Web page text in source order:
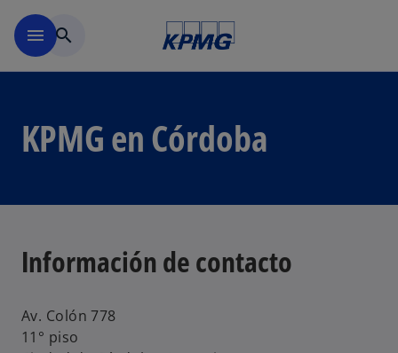
menu search
KPMG en Córdoba
Información de contacto
Av. Colón 778
11° piso